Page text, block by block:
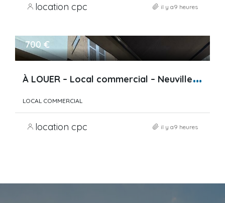
location cpc il y a9 heures
700 €
À
LOUER – Local commercial – Neuville-sur-Saône – Centre-…
LOCAL COMMERCIAL
location cpc il y a9 heures